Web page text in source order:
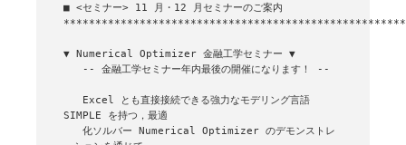
■ <セミナー> 11 月・12 月セミナーのご案内
▼ Numerical Optimizer 金融工学セミナー ▼
SIMPLE を持つ，最適
   化ソルバー Numerical Optimizer のデモンストレ